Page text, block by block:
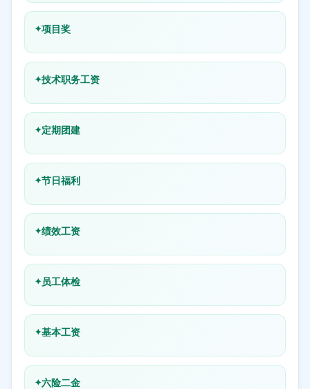
项目奖
技术职务工资
定期团建
节日福利
绩效工资
员工体检
基本工资
六险二金